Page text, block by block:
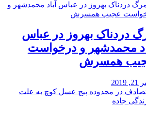
دردناک بهروز در عباس
محمدشهر و درخواست
همسرش